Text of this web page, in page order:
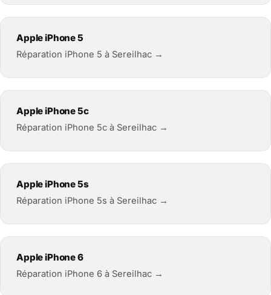
Apple iPhone 5
Réparation iPhone 5 à Sereilhac →
Apple iPhone 5c
Réparation iPhone 5c à Sereilhac →
Apple iPhone 5s
Réparation iPhone 5s à Sereilhac →
Apple iPhone 6
Réparation iPhone 6 à Sereilhac →